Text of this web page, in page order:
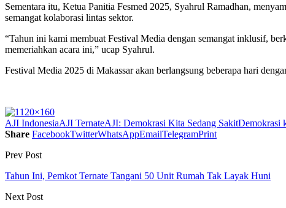
Sementara itu, Ketua Panitia Fesmed 2025, Syahrul Ramadhan,
semangat kolaborasi lintas sektor.
“Tahun ini kami membuat Festival Media dengan semangat inklusif,
memeriahkan acara ini,” ucap Syahrul.
Festival Media 2025 di Makassar akan berlangsung beberapa hari
AJI IndonesiaAJI TernateAJI: Demokrasi Kita Sedang SakitDemokrasi
Share FacebookTwitterWhatsAppEmailTelegramPrint
Prev Post
Tahun Ini, Pemkot Ternate Tangani 50 Unit Rumah Tak Layak Huni
Next Post